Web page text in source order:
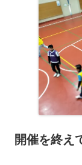
開催を終え